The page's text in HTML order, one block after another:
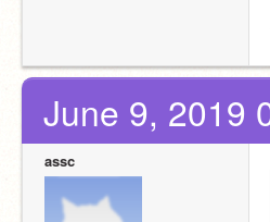
June 9, 2019
assc